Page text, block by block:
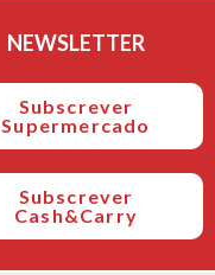
NEWSLETTER
Subscrever
Supermercado
Subscrever
Cash&Carry